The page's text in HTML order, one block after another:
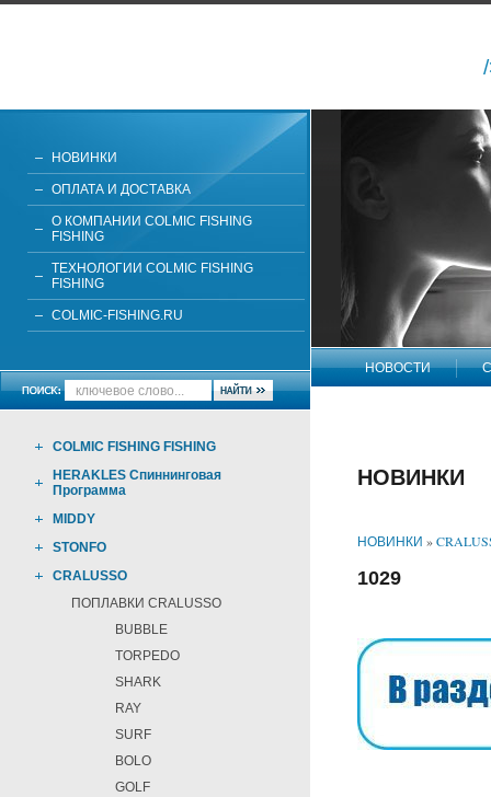
НОВИНКИ
ОПЛАТА И ДОСТАВКА
О КОМПАНИИ COLMIC FISHING
FISHING
ТЕХНОЛОГИИ COLMIC FISHING
FISHING
COLMIC-FISHING.RU
COLMIC FISHING FISHING
HERAKLES Спиннинговая
Программа
MIDDY
STONFO
CRALUSSO
ПОПЛАВКИ CRALUSSO
BUBBLE
TORPEDO
SHARK
RAY
SURF
BOLO
GOLF
НОВОСТИ
НОВИНКИ
НОВИНКИ »
1029